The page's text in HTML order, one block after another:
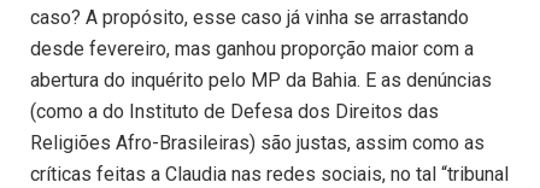
caso? A propósito, esse caso já vinha se arrastando
desde fevereiro, mas ganhou proporção maior com a
abertura do inquérito pelo MP da Bahia. E as denúncias
(como a do Instituto de Defesa dos Direitos das
Religiões Afro-Brasileiras) são justas, assim como as
críticas feitas a Claudia nas redes sociais, no tal “tribunal